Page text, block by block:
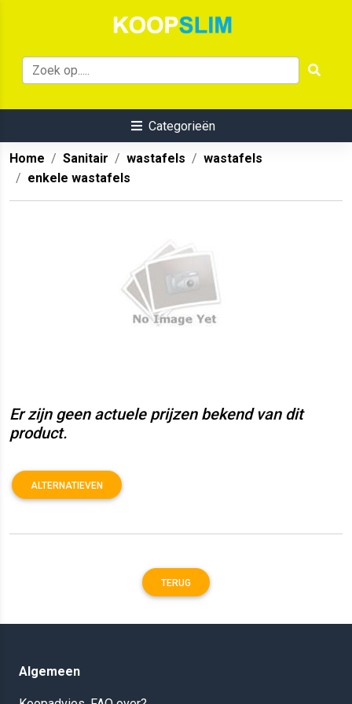
Categorieën
Home Sanitair wastafels
wastafels
enkele wastafels
Er zijn geen actuele prijzen bekend van dit
product.
ALTERNATIEVEN
TERUG
Algemeen